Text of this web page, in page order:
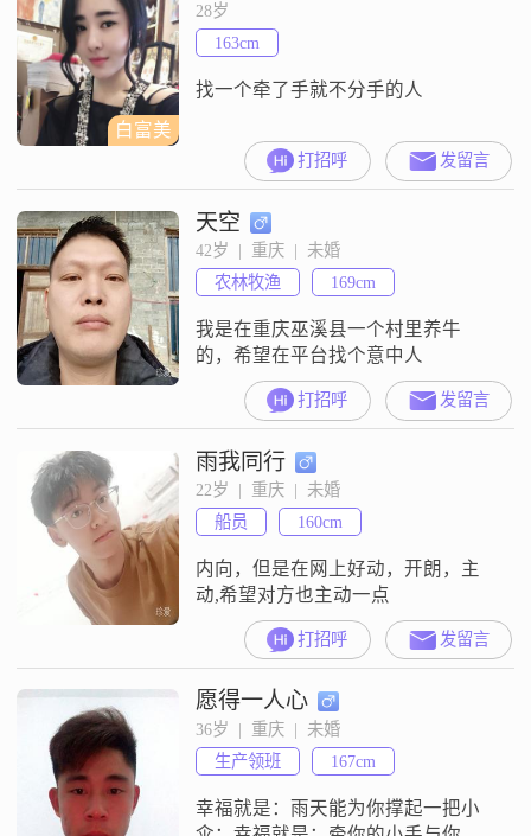
白富美
28岁
163cm
找一个牵了手就不分手的人
打招呼 发留言
天空
42岁  |  重庆  |  未婚
农林牧渔
169cm
我是在重庆巫溪县一个村里养牛
的，希望在平台找个意中人
打招呼 发留言
雨我同行
22岁  |  重庆  |  未婚
船员
160cm
内向，但是在网上好动，开朗，主
动,希望对方也主动一点
打招呼 发留言
愿得一人心
36岁  |  重庆  |  未婚
生产领班
167cm
幸福就是：雨天能为你撑起一把小